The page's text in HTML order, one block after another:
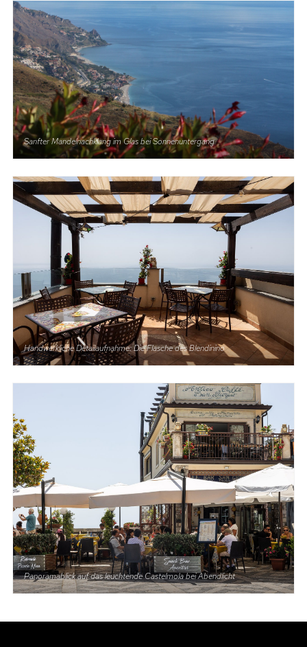
Sanfter Mandelnachklang im Glas bei Sonnenuntergang
Handwerkliche Detailaufnahme: Die Flasche des Blendinino
Panoramablick auf das leuchtende Castelmola bei Abendlicht